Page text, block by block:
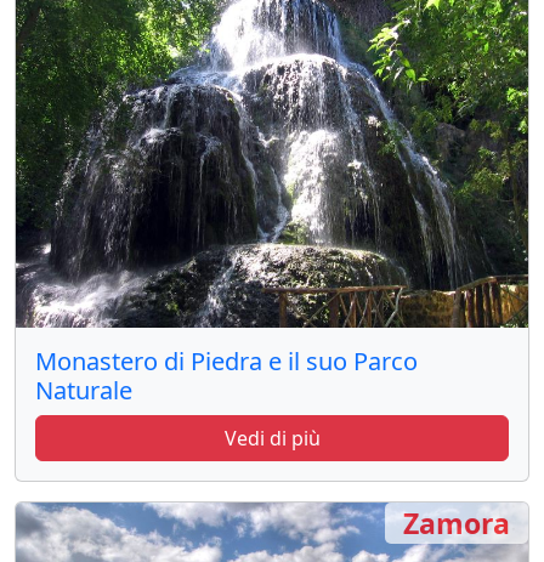
Monastero di Piedra e il suo Parco
Naturale
Vedi di più
Zamora